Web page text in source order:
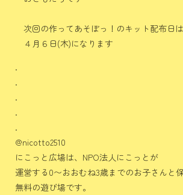
次回の作ってあそぼっ！のキット配布日は
４月６日(木)になります
.
.
.
.
.
@nicotto2510
にこっと広場は、NPO法人にこっとが
運営する0〜おおむね3歳までのお子さんと
無料の遊び場です。